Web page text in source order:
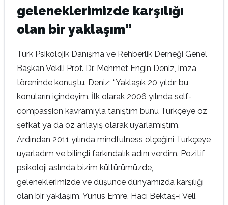
geleneklerimizde karşılığı
olan bir yaklaşım”
Türk Psikolojik Danışma ve Rehberlik Derneği Genel
Başkan Vekili Prof. Dr. Mehmet Engin Deniz, imza
töreninde konuştu. Deniz; “Yaklaşık 20 yıldır bu
konuların içindeyim. İlk olarak 2006 yılında self-
compassion kavramıyla tanıştım bunu Türkçeye öz
şefkat ya da öz anlayış olarak uyarlamıştım.
Ardından 2011 yılında mindfulness ölçeğini Türkçeye
uyarladım ve bilinçli farkındalık adını verdim. Pozitif
psikoloji aslında bizim kültürümüzde,
geleneklerimizde ve düşünce dünyamızda karşılığı
olan bir yaklaşım. Yunus Emre, Hacı Bektaş-ı Veli,